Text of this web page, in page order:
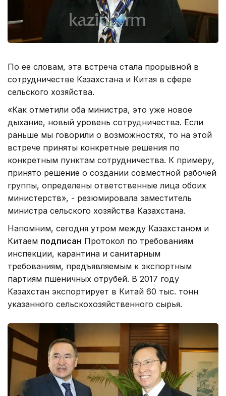
По ее словам, эта встреча стала прорывной в
сотрудничестве Казахстана и Китая в сфере
сельского хозяйства.
«Как отметили оба министра, это уже новое
дыхание, новый уровень сотрудничества. Если
раньше мы говорили о возможностях, то на этой
встрече приняты конкретные решения по
конкретным пунктам сотрудничества. К примеру,
принято решение о создании совместной рабочей
группы, определены ответственные лица обоих
министерств», - резюмировала заместитель
министра сельского хозяйства Казахстана.
Напомним, сегодня утром между Казахстаном и
Китаем подписан Протокол по требованиям
инспекции, карантина и санитарным
требованиям, предъявляемым к экспортным
партиям пшеничных отрубей. В 2017 году
Казахстан экспортирует в Китай 60 тыс. тонн
указанного сельскохозяйственного сырья.